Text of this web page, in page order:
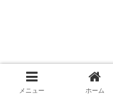
メニュー ホーム